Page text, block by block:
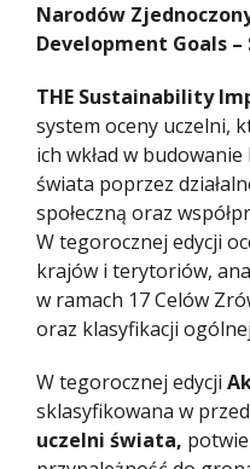
Narodów
Development Goals –
THE Sustainability
system oceny uczelni,
ich wkład w
świata poprzez
społeczną oraz
W tegorocznej edycji
krajów i terytoriów,
w ramach 17 Celów
oraz klasyfikacji
W tegorocznej edycji
sklasyfikowana w
uczelni świata,